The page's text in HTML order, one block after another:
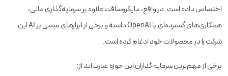
اختصاص داده است. در واقع، مایکروسافت علاوه بر سرمایه‌گذاری مالی،
همکاری‌های گسترده‌ای با OpenAI داشته و برخی از ابزارهای مبتنی بر AI این
شرکت را در محصولات خود ادغام کرده است.
برخی از مهم‌ترین سرمایه گذاران این حوزه عبارت‌اند از: